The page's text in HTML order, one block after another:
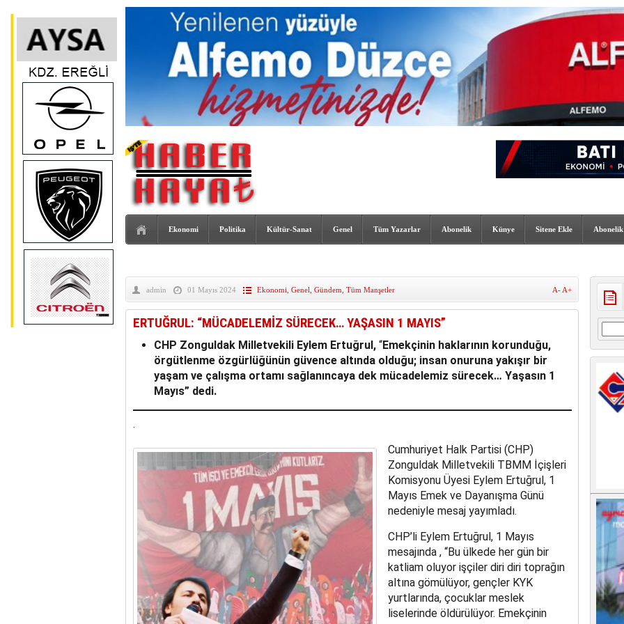
Ekonomi Politika Kültür-Sanat Genel Tüm Yazarlar Abonelik Künye Sitene Ekle Abonelik
admin 01 Mayıs 2024 Ekonomi Genel Gündem Tüm Manşetler A- A+
ERTUĞRUL: “MÜCADELEMİZ SÜRECEK… YAŞASIN 1 MAYIS”
CHP Zonguldak Milletvekili Eylem Ertuğrul, “Emekçinin haklarının korunduğu,
örgütlenme özgürlüğünün güvence altında olduğu; insan onuruna yakışır bir
yaşam ve çalışma ortamı sağlanıncaya dek mücadelemiz sürecek… Yaşasın 1
Mayıs” dedi.
.
Cumhuriyet Halk Partisi (CHP)
Zonguldak Milletvekili TBMM İçişleri
Komisyonu Üyesi Eylem Ertuğrul, 1
Mayıs Emek ve Dayanışma Günü
nedeniyle mesaj yayımladı.
CHP’li Eylem Ertuğrul, 1 Mayıs
mesajında , “Bu ülkede her gün bir
katliam oluyor işçiler diri diri toprağın
altına gömülüyor, gençler KYK
yurtlarında, çocuklar meslek
liselerinde öldürülüyor. Emekçinin
Arama: